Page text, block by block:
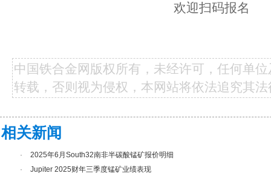
欢迎扫码报名
中国铁合金网版权所有，未经许可，任何单
转载，否则视为侵权，本网站将依法追究其
相关新闻
·
2025年6月South32南非半碳酸锰矿报价明细
·
Jupiter 2025财年三季度锰矿业绩表现